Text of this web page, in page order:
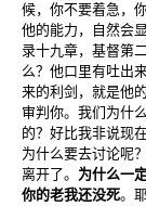
候，你不要着急，
他的能力，自然会
录十九章，基督第
么？他口里有吐出
来的利剑，就是他
审判你。我们为什
的？好比我非说现
为什么要去讨论呢
离开了。 为什么一
你的老我还没死。